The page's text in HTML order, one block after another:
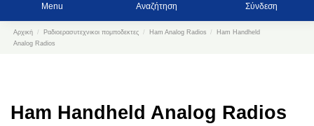
Menu Αναζήτηση Σύνδεση
Αρχική Ραδιοερασυτεχνικοι πομποδεκτες Ham Analog Radios
Ham Handheld
Analog Radios
Ham Handheld Analog Radios